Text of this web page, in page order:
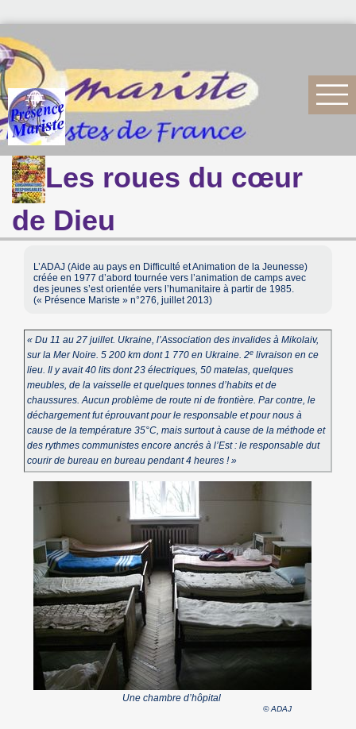
Les roues du cœur
de Dieu
L’ADAJ (Aide au pays en Difficulté et Animation de la Jeunesse)
créée en 1977 d’abord tournée vers l’animation de camps avec
des jeunes s’est orientée vers l’humanitaire à partir de 1985.
(« Présence Mariste » n°276, juillet 2013)
« Du 11 au 27 juillet. Ukraine, l’Association des invalides à Mikolaiv,
sur la Mer Noire. 5 200 km dont 1 770 en Ukraine. 2e livraison en ce
lieu. Il y avait 40 lits dont 23 électriques, 50 matelas, quelques
meubles, de la vaisselle et quelques tonnes d’habits et de
chaussures. Aucun problème de route ni de frontière. Par contre, le
déchargement fut éprouvant pour le responsable et pour nous à
cause de la température 35°C, mais surtout à cause de la méthode et
des rythmes communistes encore ancrés à l’Est : le responsable dut
courir de bureau en bureau pendant 4 heures ! »
Une chambre d’hôpital
© ADAJ